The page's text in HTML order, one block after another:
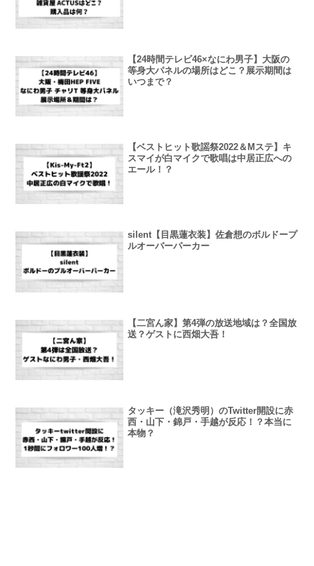
【24時間テレビ46×なにわ男子】大阪の
等身大パネルの場所はどこ？展示期間は
いつまで？
【ベストヒット歌謡祭2022＆Mステ】キ
スマイが白マイクで歌唱は中居正広への
エール！？
silent【目黒蓮衣装】佐倉想のボルドープ
ルオーバーパーカー
【二宮ん家】第4弾の放送地域は？全国放
送？ゲストに西畑大吾！
タッキー（滝沢秀明）のTwitter開設に赤
西・山下・錦戸・手越が反応！？本当に
本物？